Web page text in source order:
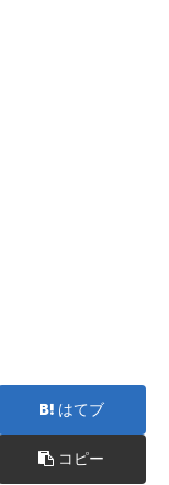
はてブ
コピー